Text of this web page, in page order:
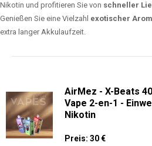
Nikotin und profitieren Sie von schneller
Genießen Sie eine Vielzahl exotischer
extra langer Akkulaufzeit.
AirMez - X-Beats
Vape 2-en-1 -
Nikotin
Preis: 30 €